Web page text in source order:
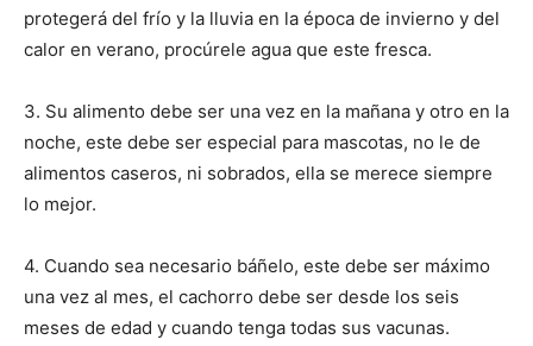
de
protegerá del frío y la lluvia en la época de invierno y del
calor en verano, procúrele agua que este fresca.
3. Su alimento debe ser una vez en la mañana y otro en la
noche, este debe ser especial para mascotas, no le de
alimentos caseros, ni sobrados, ella se merece siempre
lo mejor.
4. Cuando sea necesario báñelo, este debe ser máximo
una vez al mes, el cachorro debe ser desde los seis
meses de edad y cuando tenga todas sus vacunas.